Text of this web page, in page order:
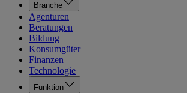
Branche
Agenturen
Beratungen
Bildung
Konsumgüter
Finanzen
Technologie
Funktion